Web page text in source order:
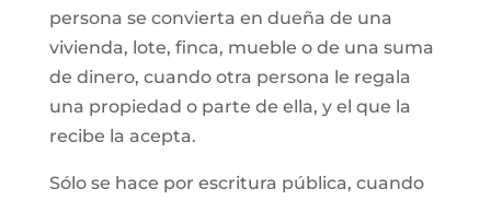
persona se convierta en dueña de una
vivienda, lote, finca, mueble o de una suma
de dinero, cuando otra persona le regala
una propiedad o parte de ella, y el que la
recibe la acepta.
Sólo se hace por escritura pública, cuando